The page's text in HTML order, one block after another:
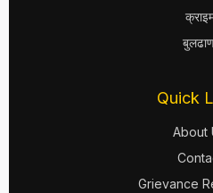
Quick
About
Grievance